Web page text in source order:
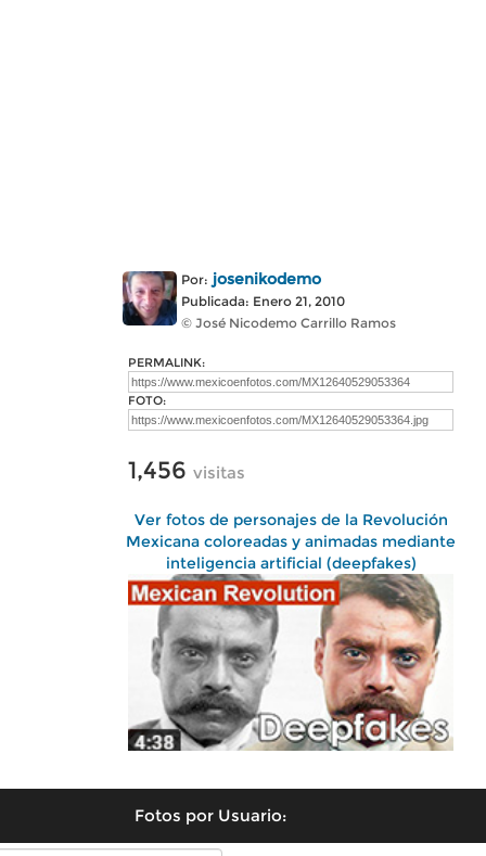
Por: josenikodemo
Publicada: Enero 21, 2010
© José Nicodemo Carrillo Ramos
PERMALINK:
FOTO:
1,456 visitas
Ver fotos de personajes de la Revolución
Mexicana coloreadas y animadas mediante
inteligencia artificial (deepfakes)
Fotos por Usuario: